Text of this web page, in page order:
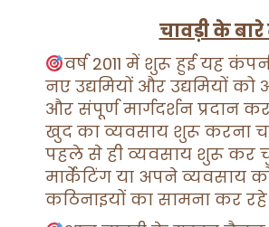
चावड़ी के
वर्ष 2011 में शुरू हुई यह
नए उद्यमियों और उद्यमियों को
और संपूर्ण मार्गदर्शन प्रदान
खुद का व्यवसाय शुरू करना
पहले से ही व्यवसाय शुरू कर
मार्केटिंग या अपने व्यवसाय
कठिनाइयों का सामना कर रहे